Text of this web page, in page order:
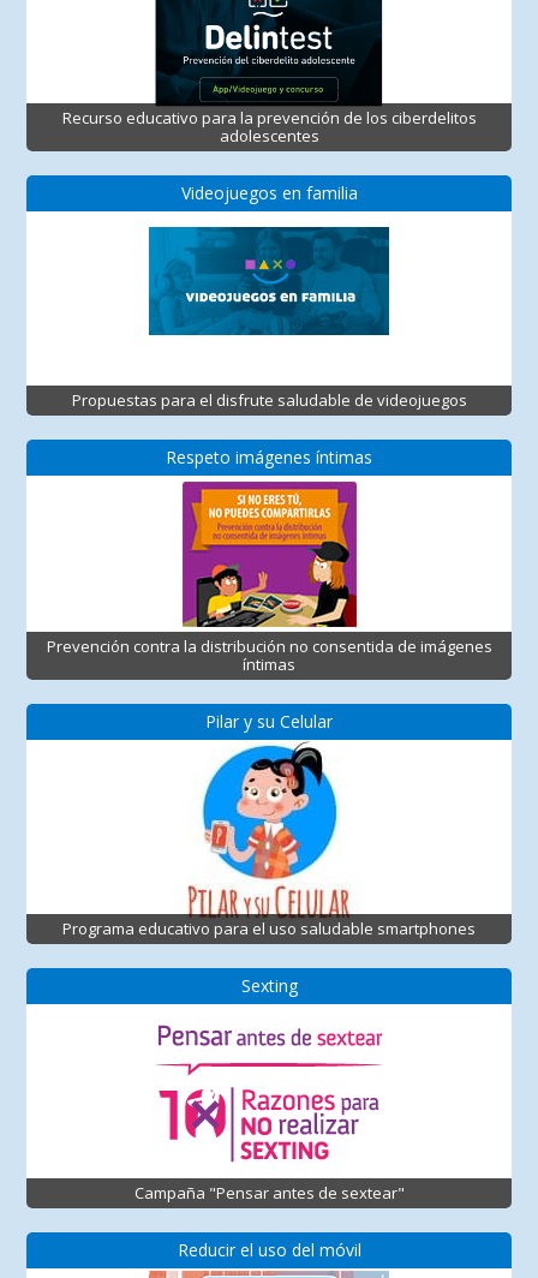
Recurso educativo para la prevención de los ciberdelitos
adolescentes
Videojuegos en familia
Propuestas para el disfrute saludable de videojuegos
Respeto imágenes íntimas
Prevención contra la distribución no consentida de imágenes
íntimas
Pilar y su Celular
Programa educativo para el uso saludable smartphones
Sexting
Campaña "Pensar antes de sextear"
Reducir el uso del móvil